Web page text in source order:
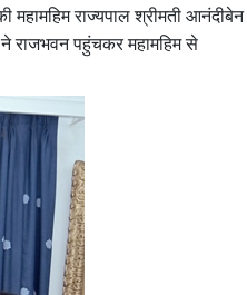
महामहिम राज्यपाल श्रीमती आनंदीबेन
राजभवन पहुंचकर महामहिम से